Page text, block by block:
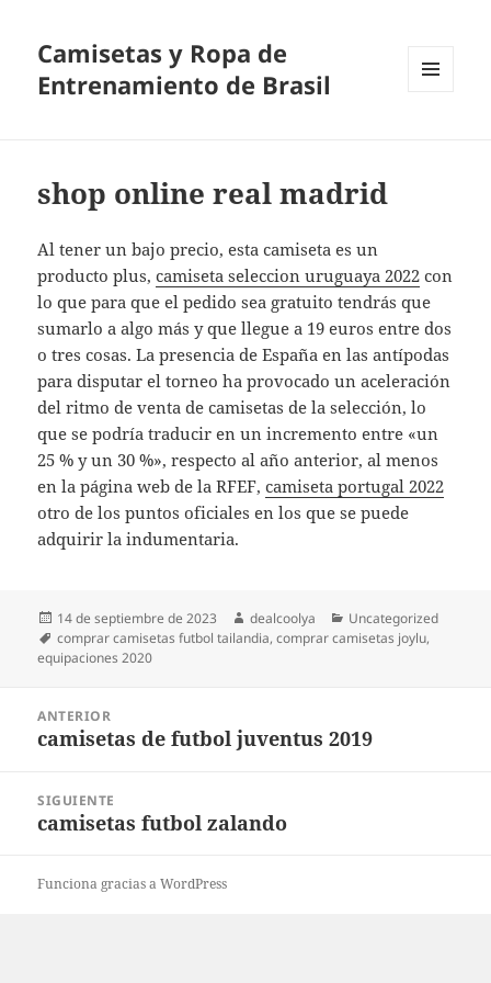
Camisetas y Ropa de
Entrenamiento de Brasil
shop online real madrid
Al tener un bajo precio, esta camiseta es un
producto plus,camiseta seleccion uruguaya 2022 con
lo que para que el pedido sea gratuito tendrás que
sumarlo a algo más y que llegue a 19 euros entre dos
o tres cosas. La presencia de España en las antípodas
para disputar el torneo ha provocado un aceleración
del ritmo de venta de camisetas de la selección, lo
que se podría traducir en un incremento entre «un
25 % y un 30 %», respecto al año anterior, al menos
en la página web de la RFEF,camiseta portugal 2022
otro de los puntos oficiales en los que se puede
adquirir la indumentaria.
Publicado
el
14 de septiembre de 2023 Autor
dealcoolya Categorías
Uncategorized
Etiquetas
comprar camisetas futbol tailandia,comprar camisetas joylu,
equipaciones 2020
entradas
ANTERIOR
Entrada
camisetas de futbol juventus 2019
SIGUIENTE
Entrada
camisetas futbol zalando
Funciona gracias a WordPress